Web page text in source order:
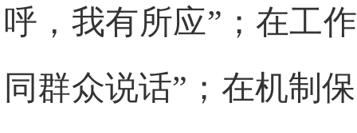
呼，我有所应”；在工
同群众说话”；在机制